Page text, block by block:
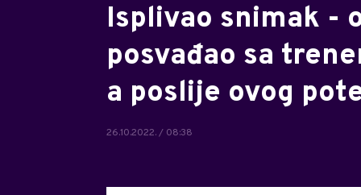
Isplivao snimak -
posvađao sa
a poslije ovog
26.10.2022. / 08:38